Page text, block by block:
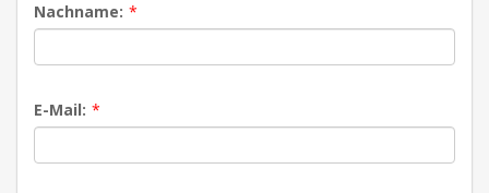
Nachname: *
E-Mail: *